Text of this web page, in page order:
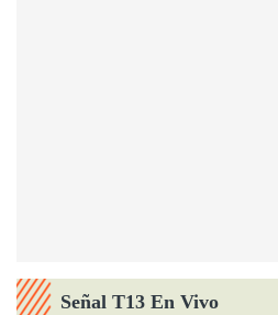
Señal T13 En Vivo